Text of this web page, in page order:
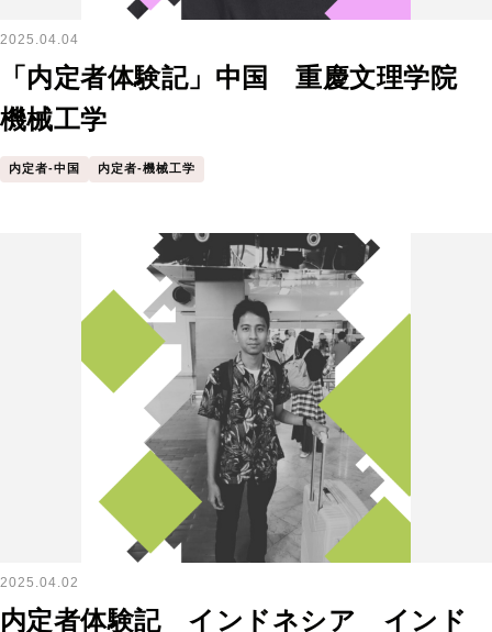
2025.04.04
「内定者体験記」中国 重慶文理学院
機械工学
内定者-中国 内定者-機械工学
2025.04.02
内定者体験記 インドネシア インド